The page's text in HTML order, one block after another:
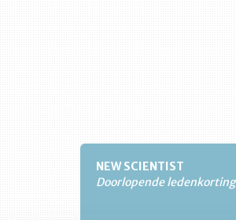
NEW SCIENTIST
Doorlopende ledenkorting